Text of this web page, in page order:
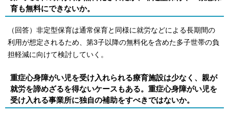
育も無料にできないか。
（回答）非定型保育は通常保育と同様に就労などによる長期間の
利用が想定されるため、第3子以降の無料化を含めた多子世帯の負
担軽減に向けて検討していく。
重症心身障がい児を受け入れられる療育施設は少なく、親が
就労を諦めざるを得ないケースもある。重症心身障がい児を
受け入れる事業所に独自の補助をすべきではないか。